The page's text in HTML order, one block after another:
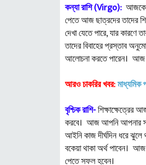
কন্যা রাশি (Virgo):
পেতে আজ ছাত্রদের তাদের
দেখা যেতে পারে, যার
তাদের বিবাহের প্রস্তাব
আলোচনা করতে পারেন। আজ
আরও চাকরির খবর:
বৃশ্চিক রাশি-শিক্ষাক্ষেত্রের
করবে। আজ আপনি আপনার
আইনি কাজ দীর্ঘদিন ধরে
বকেয়া থাকা অর্থ পাবেন।
পেতে সফল হবেন।